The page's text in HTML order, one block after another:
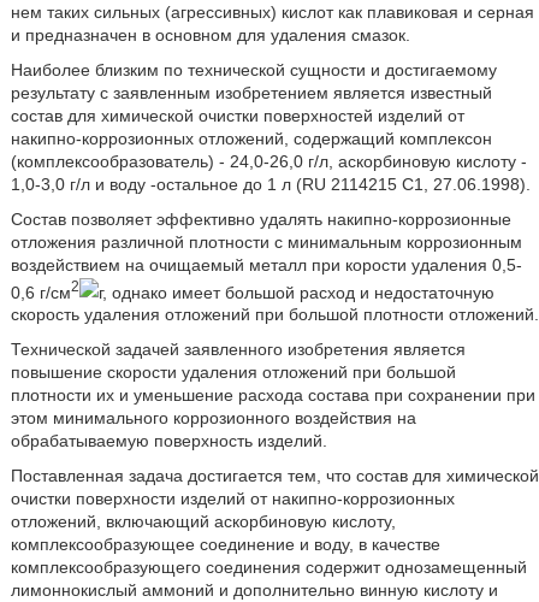
нем таких сильных (агрессивных) кислот как плавиковая и серная
и предназначен в основном для удаления смазок.
Наиболее близким по технической сущности и достигаемому
результату с заявленным изобретением является известный
состав для химической очистки поверхностей изделий от
накипно-коррозионных отложений, содержащий комплексон
(комплексообразователь) - 24,0-26,0 г/л, аскорбиновую кислоту -
1,0-3,0 г/л и воду -остальное до 1 л (RU 2114215 C1, 27.06.1998).
Состав позволяет эффективно удалять накипно-коррозионные
отложения различной плотности с минимальным коррозионным
воздействием на очищаемый металл при корости удаления 0,5-
0,6 г/см2
г, однако имеет большой расход и недостаточную
скорость удаления отложений при большой плотности отложений.
Технической задачей заявленного изобретения является
повышение скорости удаления отложений при большой
плотности их и уменьшение расхода состава при сохранении при
этом минимального коррозионного воздействия на
обрабатываемую поверхность изделий.
Поставленная задача достигается тем, что состав для химической
очистки поверхности изделий от накипно-коррозионных
отложений, включающий аскорбиновую кислоту,
комплексообразующее соединение и воду, в качестве
комплексообразующего соединения содержит однозамещенный
лимоннокислый аммоний и дополнительно винную кислоту и